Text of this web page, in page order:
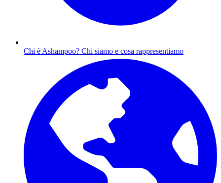
Chi è Ashampoo? Chi siamo e cosa rappresentiamo